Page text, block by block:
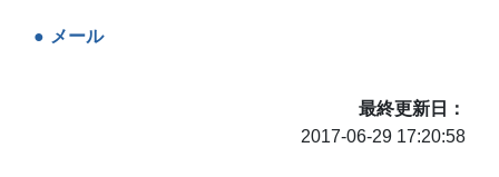
メール
最終更新日
2017-06-29 17:20:58